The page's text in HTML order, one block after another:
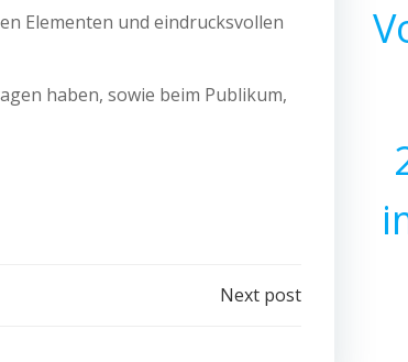
Elementen und eindrucksvollen
haben, sowie beim Publikum,
Next post